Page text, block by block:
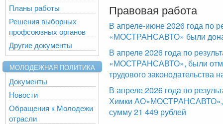
Планы работы
Решения выборных
профсоюзных органов
Другие документы
МОЛОДЕЖНАЯ ПОЛИТИКА
Документы
Новости
Обращения к Молодежи
отрасли
Правовая работа
В апреле-июне 2026 года по
«МОСТРАНСАВТО» были
В апреле 2026 года по
«МОСТРАНСАВТО», были
трудового
В апреле 2026 года по
Химки АО«МОСТРАНСАВТО»,
сумму 21 449 рублей